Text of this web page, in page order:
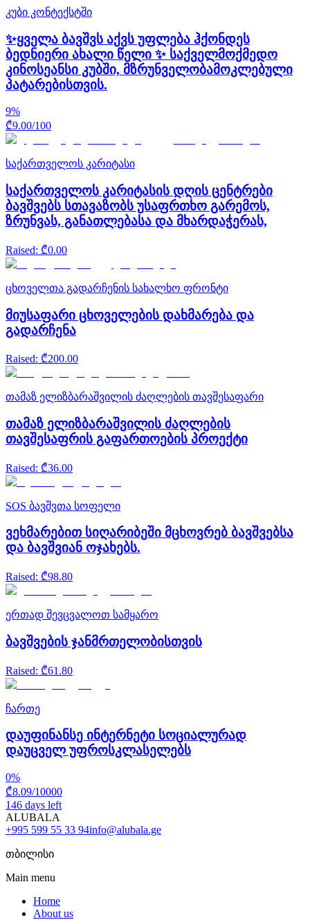
კუბი კონტექსტში
✨ყველა ბავშვს აქვს უფლება ჰქონდეს
ბედნიერი ახალი წელი ✨ საქველმოქმედო
კინოსეანსი კუბში, მზრუნველობამოკლებული
პატარებისთვის.
9%
₾9.00/100
საქართველოს კარიტასი
საქართველოს კარიტასის დღის ცენტრები
ბავშვებს სთავაზობს უსაფრთხო გარემოს,
ზრუნვას, განათლებასა და მხარდაჭერას,
Raised: ₾0.00
ცხოველთა გადარჩენის სახალხო ფრონტი
მიუსაფარი ცხოველების დახმარება და
გადარჩენა
Raised: ₾200.00
თამაზ ელიზბარაშვილის ძაღლების თავშესაფარი
თამაზ ელიზბარაშვილის ძაღლების
თავშესაფრის გაფართოების პროექტი
Raised: ₾36.00
SOS ბავშვთა სოფელი
ვეხმარებით სიღარიბეში მცხოვრებ ბავშვებსა
და ბავშვიან ოჯახებს.
Raised: ₾98.80
ერთად შევცვალოთ სამყარო
ბავშვების ჯანმრთელობისთვის
Raised: ₾61.80
ჩართე
დაუფინანსე ინტერნეტი სოციალურად
დაუცველ უფროსკლასელებს
0%
₾8.09/10000
146 days left
ALUBALA
+995 599 55 33 94info@alubala.ge
თბილისი
Main menu
Home
About us